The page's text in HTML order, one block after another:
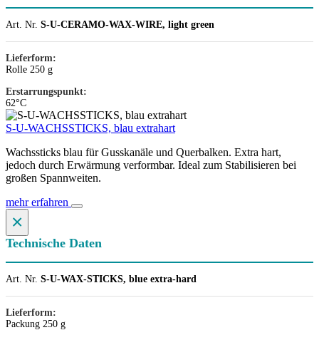
Art. Nr. S-U-CERAMO-WAX-WIRE, light green
Lieferform:
Rolle 250 g
Erstarrungspunkt:
62°C
S-U-WACHSSTICKS, blau extrahart
Wachssticks blau für Gusskanäle und Querbalken. Extra hart,
jedoch durch Erwärmung verformbar. Ideal zum Stabilisieren bei
großen Spannweiten.
mehr erfahren
×
Technische Daten
Art. Nr. S-U-WAX-STICKS, blue extra-hard
Lieferform:
Packung 250 g